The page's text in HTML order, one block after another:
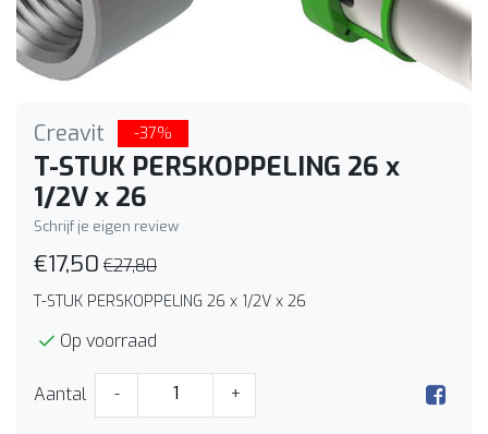
Creavit -37%
T-STUK PERSKOPPELING 26 x
1/2V x 26
Schrijf je eigen review
€17,50 €27,80
T-STUK PERSKOPPELING 26 x 1/2V x 26
Op voorraad
Aantal - +